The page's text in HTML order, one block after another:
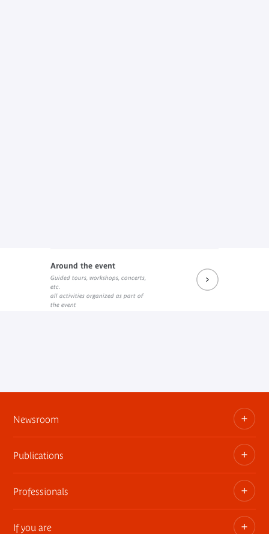
Around the event
Guided tours, workshops, concerts,
etc.
all activities organized as part of
the event
Newsroom
Information kits, press releases, trailers
Press contact
Publications
The museum publications
Professionals
Privatization of public areas
If you are